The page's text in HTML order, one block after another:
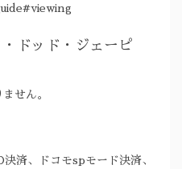
ドッド・ジェーピ
せん。
済、ドコモspモード決済、